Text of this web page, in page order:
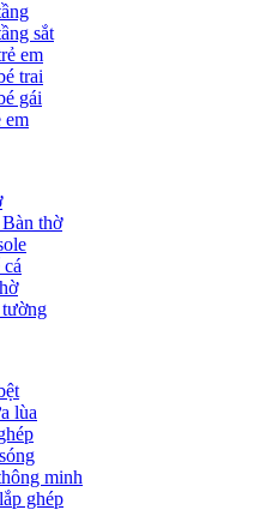
sắt
em
trai
gái
em
thờ
lùa
minh
ghép